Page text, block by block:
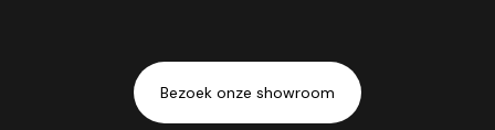
Bezoek onze showroom